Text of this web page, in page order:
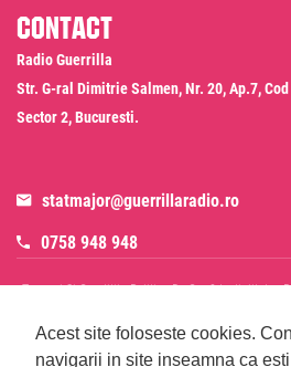
Acest site foloseste cookies.
navigarii in site inseamna ca
Contact
Radio Guerrilla
Str. G-ral Dimitrie Salmen, Nr. 20, Ap.7,
Sector 2, Bucuresti.
statmajor@guerrillaradio.ro
0758 948 948
Termeni Si Conditii Politica De Confidentialitate
Evenimente
Cod